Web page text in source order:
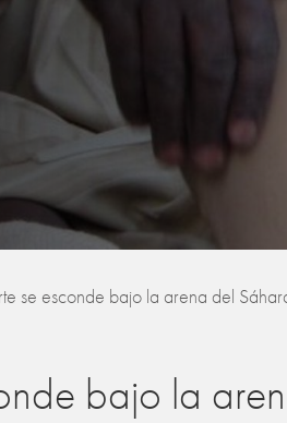
se esconde bajo la arena del
bajo la